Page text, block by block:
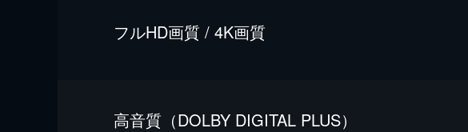
フルHD画質 / 4K画質
⾼⾳質（DOLBY DIGITAL PLUS）